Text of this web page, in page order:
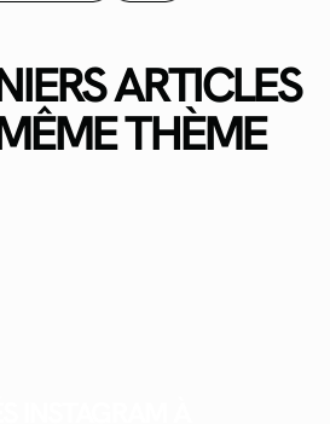
ARTICLES
THÈME